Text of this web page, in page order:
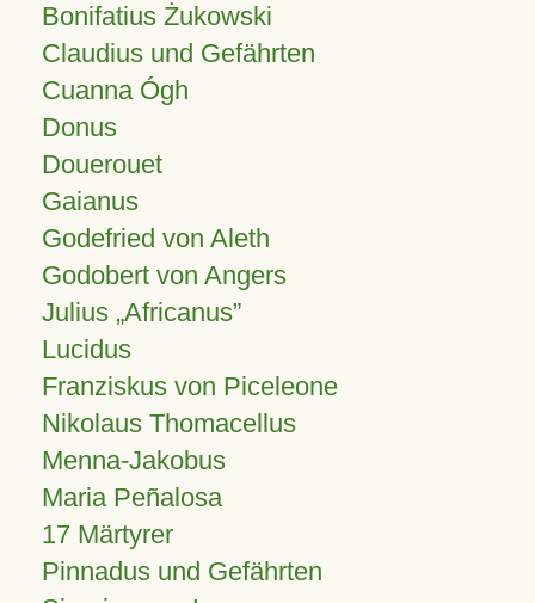
Bonifatius Żukowski
Claudius und Gefährten
Cuanna Ógh
Donus
Douerouet
Gaianus
Godefried von Aleth
Godobert von Angers
Julius Africanus
Lucidus
Franziskus von Piceleone
Nikolaus Thomacellus
Menna-Jakobus
Maria Peñalosa
17 Märtyrer
Pinnadus und Gefährten